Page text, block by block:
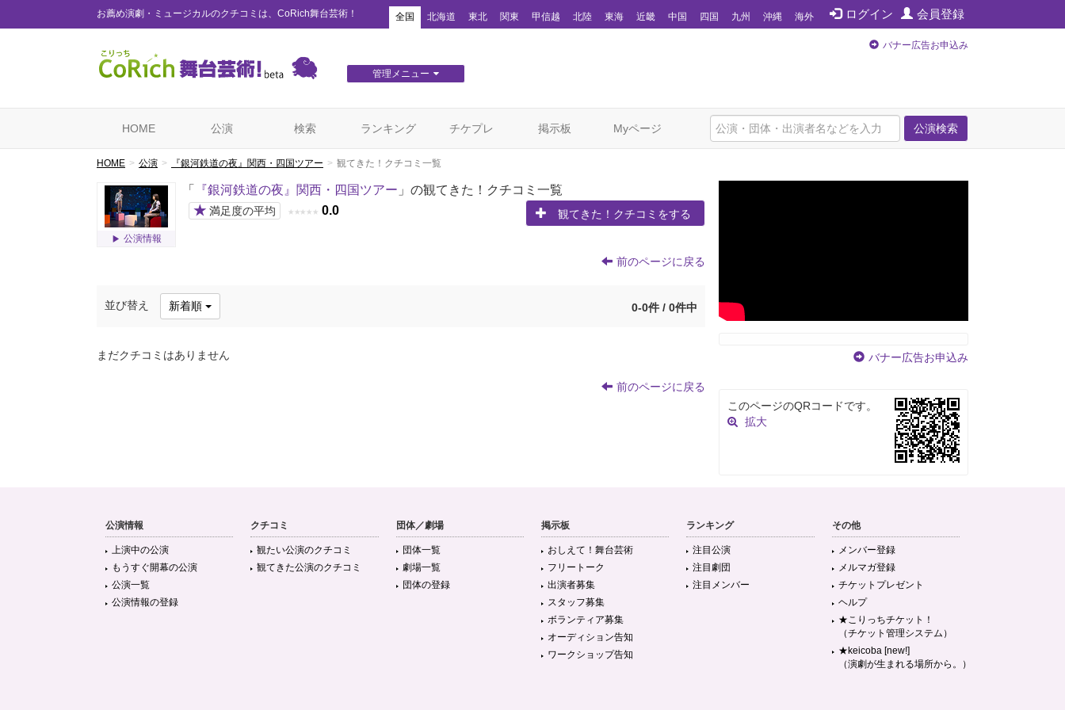
お薦め演劇・ミュージカルのクチコミは、CoRich舞台芸術！ ログイン 会員登録
全国 北海道 東北 関東 甲信越 北陸 東海 近畿 中国 四国 九州 沖縄 海外
管理メニュー
バナー広告お申込み
公演検索
HOME 公演 検索 ランキング チケプレ 掲示板 Myページ
HOME 公演 『銀河鉄道の夜』関西・四国ツアー 観てきた！クチコミ一覧
公演情報
「 『銀河鉄道の夜』関西・四国ツアー 」の観てきた！クチコミ一覧
★ 満足度の平均 ★ ★ ★ ★ ★ 0.0 観てきた！クチコミをする
前のページに戻る
並び替え 新着順 0-0件 / 0件中
まだクチコミはありません
前のページに戻る
バナー広告お申込み
このページのQRコードです。
拡大
公演情報
上演中の公演
もうすぐ開幕の公演
公演一覧
公演情報の登録
クチコミ
観たい公演のクチコミ
観てきた公演のクチコミ
団体／劇場
団体一覧
劇場一覧
団体の登録
掲示板
おしえて！舞台芸術
フリートーク
出演者募集
スタッフ募集
ボランティア募集
オーディション告知
ワークショップ告知
ランキング
注目公演
注目劇団
注目メンバー
その他
メンバー登録
メルマガ登録
チケットプレゼント
ヘルプ
★こりっちチケット！
（チケット管理システム）
★keicoba [new!]
（演劇が生まれる場所から。）